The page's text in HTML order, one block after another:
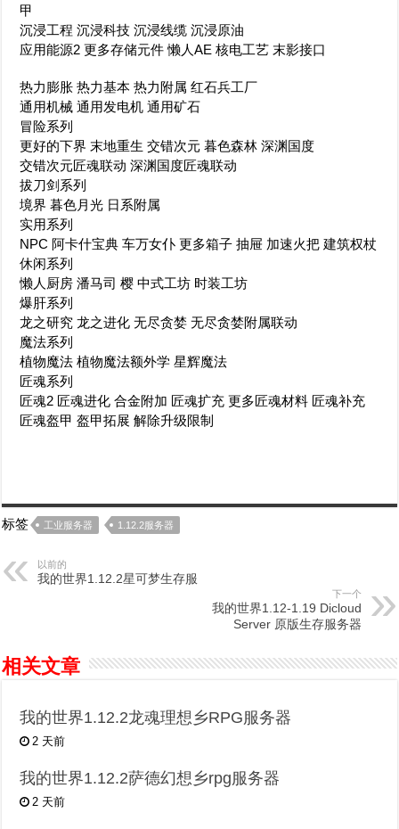
甲
沉浸工程 沉浸科技 沉浸线缆 沉浸原油
应用能源2 更多存储元件 懒人AE 核电工艺 末影接口
热力膨胀 热力基本 热力附属 红石兵工厂
通用机械 通用发电机 通用矿石
冒险系列
更好的下界 末地重生 交错次元 暮色森林 深渊国度
交错次元匠魂联动 深渊国度匠魂联动
拔刀剑系列
境界 暮色月光 日系附属
实用系列
NPC 阿卡什宝典 车万女仆 更多箱子 抽屉 加速火把 建筑权杖
休闲系列
懒人厨房 潘马司 樱 中式工坊 时装工坊
爆肝系列
龙之研究 龙之进化 无尽贪婪 无尽贪婪附属联动
魔法系列
植物魔法 植物魔法额外学 星辉魔法
匠魂系列
匠魂2 匠魂进化 合金附加 匠魂扩充 更多匠魂材料 匠魂补充
匠魂盔甲 盔甲拓展 解除升级限制
标签 工业服务器 1.12.2服务器
以前的
我的世界1.12.2星可梦生存服
下一个
我的世界1.12-1.19 Dicloud
Server 原版生存服务器
相关文章
我的世界1.12.2龙魂理想乡RPG服务器
2 天前
我的世界1.12.2萨德幻想乡rpg服务器
2 天前